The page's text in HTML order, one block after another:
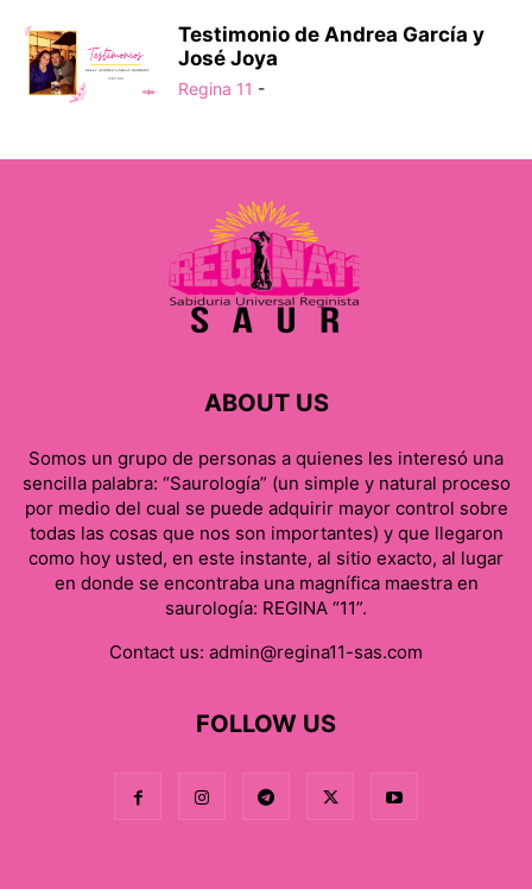
Testimonio de Andrea García y
José Joya
Regina 11 -
ABOUT US
Somos un grupo de personas a quienes les interesó una
sencilla palabra: “Saurología” (un simple y natural proceso
por medio del cual se puede adquirir mayor control sobre
todas las cosas que nos son importantes) y que llegaron
como hoy usted, en este instante, al sitio exacto, al lugar
en donde se encontraba una magnífica maestra en
saurología: REGINA “11”.
Contact us: admin@regina11-sas.com
FOLLOW US